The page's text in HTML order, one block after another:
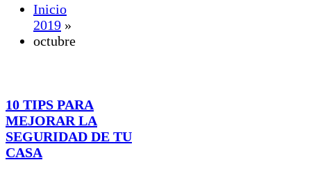
Inicio
2019 »
octubre
10 TIPS PARA
MEJORAR LA
SEGURIDAD DE TU
CASA